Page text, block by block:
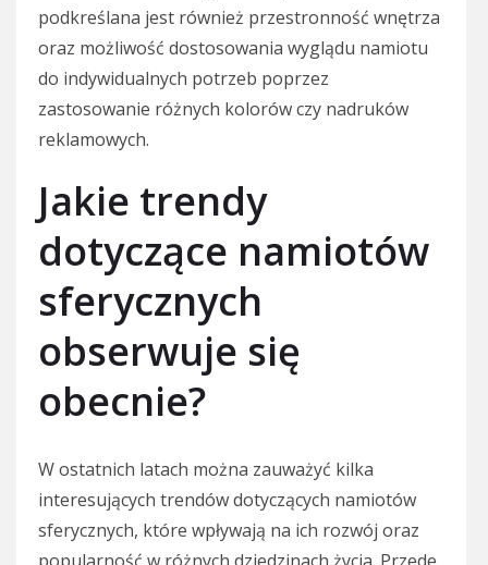
podkreślana jest również przestronność wnętrza
oraz możliwość dostosowania wyglądu namiotu
do indywidualnych potrzeb poprzez
zastosowanie różnych kolorów czy nadruków
reklamowych.
Jakie trendy
dotyczące namiotów
sferycznych
obserwuje się
obecnie?
W ostatnich latach można zauważyć kilka
interesujących trendów dotyczących namiotów
sferycznych, które wpływają na ich rozwój oraz